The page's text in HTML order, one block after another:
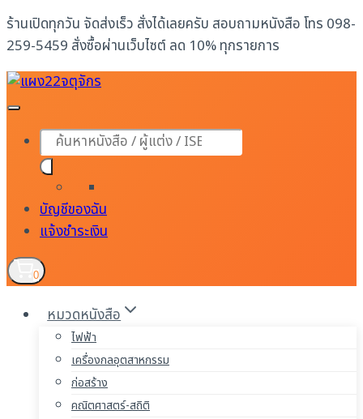
Skip
to
content
ร้านเปิดทุกวัน จัดส่งเร็ว สั่งได้เลยครับ สอบถามหนังสือ โทร 098-
259-5459 สั่งซื้อผ่านเว็บไซต์ ลด 10% ทุกรายการ
Products
search
บัญชีของฉัน
แจ้งชำระเงิน
0
หมวดหนังสือ
ไฟฟ้า
เครื่องกลอุตสาหกรรม
ก่อสร้าง
คณิตศาสตร์-สถิติ